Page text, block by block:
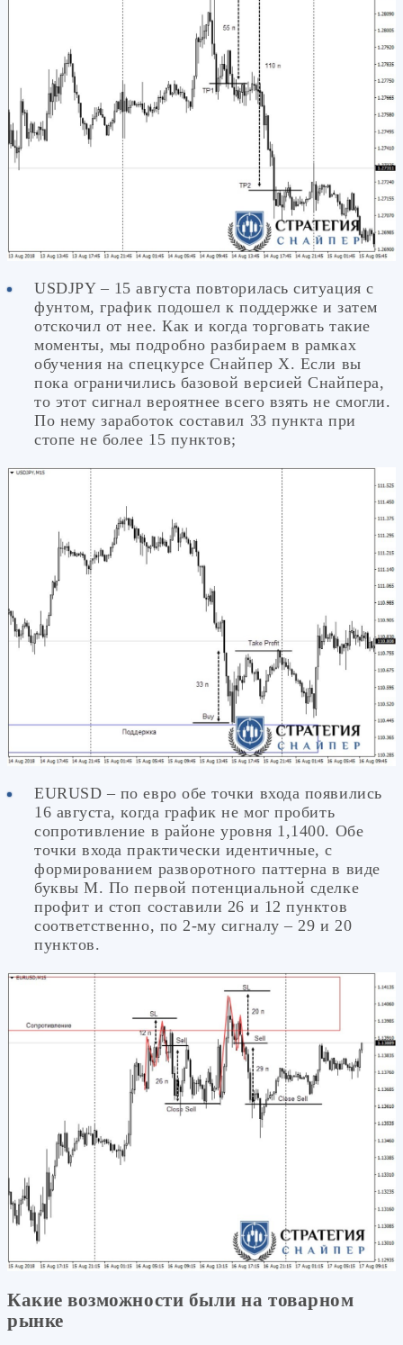
USDJPY – 15 августа повторилась ситуация с
фунтом, график подошел к поддержке и затем
отскочил от нее. Как и когда торговать такие
моменты, мы подробно разбираем в рамках
обучения на спецкурсе Снайпер Х. Если вы
пока ограничились базовой версией Снайпера,
то этот сигнал вероятнее всего взять не смогли.
По нему заработок составил 33 пункта при
стопе не более 15 пунктов;
EURUSD – по евро обе точки входа появились
16 августа, когда график не мог пробить
сопротивление в районе уровня 1,1400. Обе
точки входа практически идентичные, с
формированием разворотного паттерна в виде
буквы М. По первой потенциальной сделке
профит и стоп составили 26 и 12 пунктов
соответственно, по 2-му сигналу – 29 и 20
пунктов.
Какие возможности были на товарном
рынке